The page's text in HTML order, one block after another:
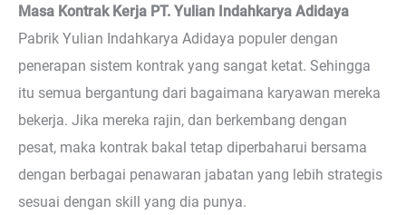
Masa Kontrak Kerja PT. Yulian Indahkarya Adidaya
Pabrik Yulian Indahkarya Adidaya populer dengan
penerapan sistem kontrak yang sangat ketat. Sehingga
itu semua bergantung dari bagaimana karyawan mereka
bekerja. Jika mereka rajin, dan berkembang dengan
pesat, maka kontrak bakal tetap diperbaharui bersama
dengan berbagai penawaran jabatan yang lebih strategis
sesuai dengan skill yang dia punya.